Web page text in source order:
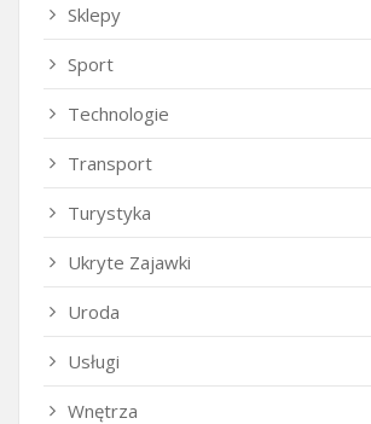
Sklepy
Sport
Technologie
Transport
Turystyka
Ukryte Zajawki
Uroda
Usługi
Wnętrza